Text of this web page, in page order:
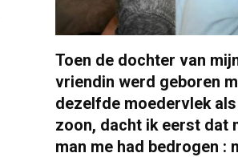
Toen de dochter van
vriendin werd geboren
dezelfde moedervlek
zoon, dacht ik eerst dat
man me had bedrogen :